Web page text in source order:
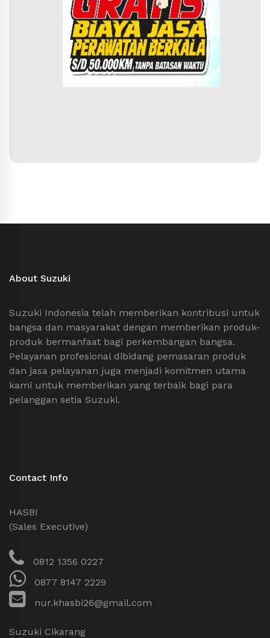
About Suzuki
Suzuki Indonesia telah memberikan kontribusi untuk
bangsa dan masyarakat dengan memberikan produk-
produk bermanfaat bagi perkembangan bangsa.
Pelayanan profesional dibidang pemasaran produk
dan jasa pelayanan juga menjadi komitmen utama
kami untuk memberikan yang terbaik bagi para
pelanggan setia Suzuki.
Contact Info
HASBI
(Sales Executive)
0812 1356 0227
0877 8147 2229
nur.khasbi26@gmail.com
Suzuki Cikarang